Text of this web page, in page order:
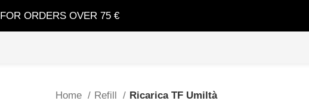
Home Refill Ricarica TF Umiltà
FOR ORDERS OVER 75 €